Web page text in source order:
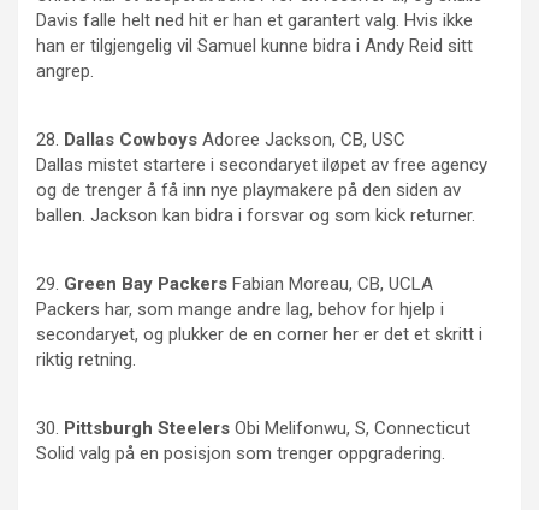
Davis falle helt ned hit er han et garantert valg. Hvis ikke
han er tilgjengelig vil Samuel kunne bidra i Andy Reid sitt
angrep.
28. Dallas Cowboys Adoree Jackson, CB, USC
Dallas mistet startere i secondaryet iløpet av free agency
og de trenger å få inn nye playmakere på den siden av
ballen. Jackson kan bidra i forsvar og som kick returner.
29. Green Bay Packers Fabian Moreau, CB, UCLA
Packers har, som mange andre lag, behov for hjelp i
secondaryet, og plukker de en corner her er det et skritt i
riktig retning.
30. Pittsburgh Steelers Obi Melifonwu, S, Connecticut
Solid valg på en posisjon som trenger oppgradering.